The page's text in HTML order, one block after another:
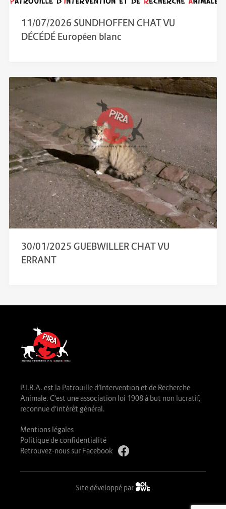
11/07/2026 SUNDHOFFEN CHAT VU
DÉCÉDÉ Européen blanc
30/01/2025 GUEBWILLER CHAT VU
ERRANT
P.I.R.A. est la Patrouille d’Intervention et de Recherche
Animale. C’est une association loi 1908 à but non lucratif,
reconnue d’intérêt général.
Mentions légales
Politique de confidentialité
Retrouvez-nous sur Facebook
Site développé par